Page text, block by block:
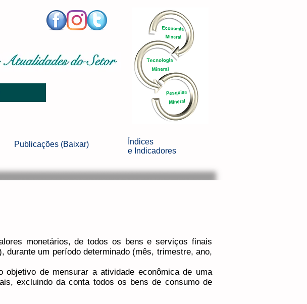
Publicações (Baixar)
Índices
e Indicadores
monetários, de todos os bens e serviços finais
durante um período determinado (mês, trimestre, ano,
de mensurar a atividade econômica de uma
excluindo da conta todos os bens de consumo de